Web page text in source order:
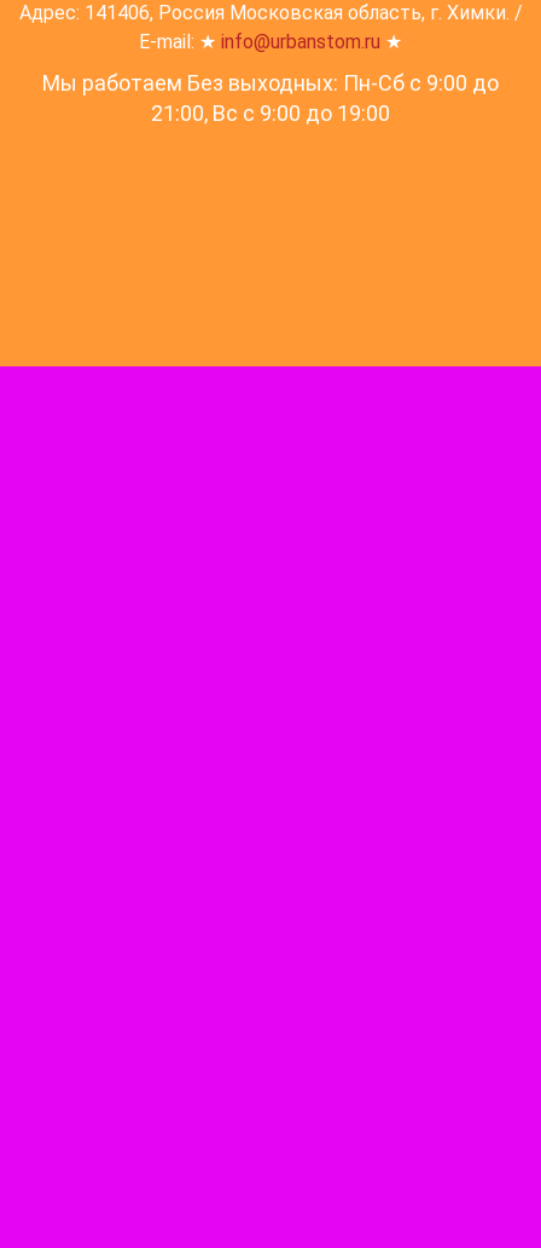
Адрес: 141406, Россия Московская область, г. Химки. /
E-mail: ★ info@urbanstom.ru ★
Мы работаем Без выходных: Пн-Сб с 9:00 до
21:00, Вс c 9:00 до 19:00